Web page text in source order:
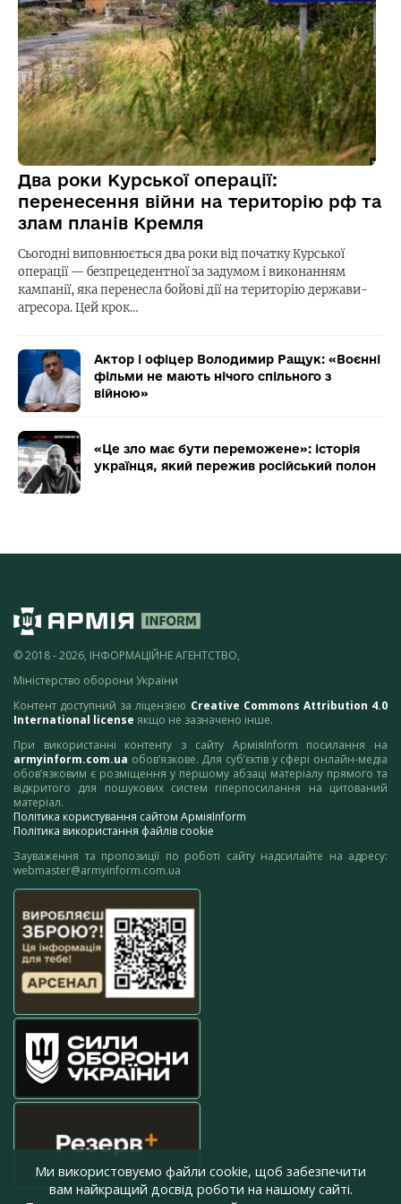
Два роки Курської операції:
перенесення війни на територію рф та
злам планів Кремля
Сьогодні виповнюється два роки від початку Курської
операції — безпрецедентної за задумом і виконанням
кампанії, яка перенесла бойові дії на територію держави-
агресора. Цей крок…
Актор і офіцер Володимир Ращук: «Воєнні
фільми не мають нічого спільного з
війною»
«Це зло має бути переможене»: історія
українця, який пережив російський полон
© 2018 - 2026, ІНФОРМАЦІЙНЕ АГЕНТСТВО,
Міністерство оборони України
Контент доступний за ліцензією Creative Commons Attribution 4.0
International license якщо не зазначено інше.
При використанні контенту з сайту АрміяInform посилання на
armyinform.com.ua обов’язкове. Для суб’єктів у сфері онлайн-медіа
обов’язковим є розміщення у першому абзаці матеріалу прямого та
відкритого для пошукових систем гіперпосилання на цитований
матеріал.
Політика користування сайтом АрміяInform
Політика використання файлів cookie
Зауваження та пропозиції по роботі сайту надсилайте на адресу:
webmaster@armyinform.com.ua
Ми використовуємо файли cookie, щоб забезпечити
вам найкращий досвід роботи на нашому сайті.